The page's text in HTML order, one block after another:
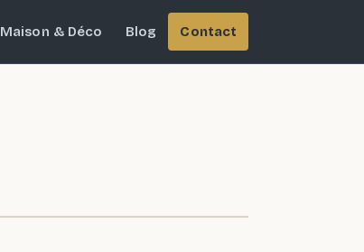
Maison & Déco Blog Contact